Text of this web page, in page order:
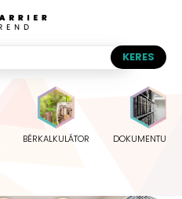
BÉRKALKULÁTOR